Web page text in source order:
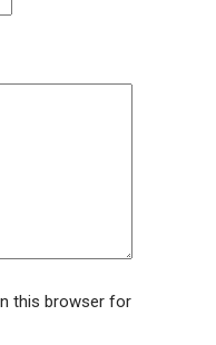
this browser for